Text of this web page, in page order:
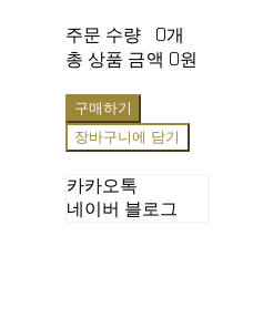
주문 수량
0개
총 상품 금액 0원
구매하기
장바구니에 담기
카카오톡
네이버 블로그